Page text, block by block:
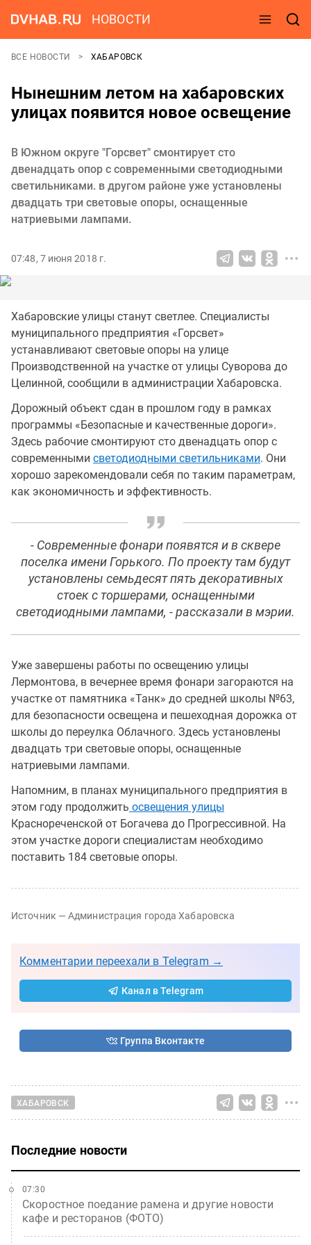
НОВОСТИ
ВСЕ НОВОСТИ ХАБАРОВСК
Нынешним летом на хабаровских
улицах появится новое освещение
В Южном округе "Горсвет" смонтирует сто
двенадцать опор с современными светодиодными
светильниками. в другом районе уже установлены
двадцать три световые опоры, оснащенные
натриевыми лампами.
07:48, 7 июня 2018 г.
Хабаровские улицы станут светлее. Специалисты
муниципального предприятия «Горсвет»
устанавливают световые опоры на улице
Производственной на участке от улицы Суворова до
Целинной, сообщили в администрации Хабаровска.
Дорожный объект сдан в прошлом году в рамках
программы «Безопасные и качественные дороги».
Здесь рабочие смонтируют сто двенадцать опор с
современными светодиодными светильниками. Они
хорошо зарекомендовали себя по таким параметрам,
как экономичность и эффективность.
- Современные фонари появятся и в сквере
поселка имени Горького. По проекту там будут
установлены семьдесят пять декоративных
стоек с торшерами, оснащенными
светодиодными лампами, - рассказали в мэрии.
Уже завершены работы по освещению улицы
Лермонтова, в вечернее время фонари загораются на
участке от памятника «Танк» до средней школы №63,
для безопасности освещена и пешеходная дорожка от
школы до переулка Облачного. Здесь установлены
двадцать три световые опоры, оснащенные
натриевыми лампами.
Напомним, в планах муниципального предприятия в
этом году продолжить освещения улицы
Краснореченской от Богачева до Прогрессивной. На
этом участке дороги специалистам необходимо
поставить 184 световые опоры.
Источник — Администрация города Хабаровска
Комментарии переехали в Telegram →
Канал в Telegram
Группа Вконтакте
ХАБАРОВСК
Последние новости
Скоростное поедание рамена и другие новости
кафе и ресторанов (ФОТО)
07:30